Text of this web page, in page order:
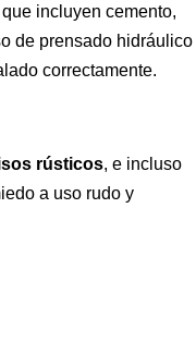
incluyen cemento,
de prensado hidráulico
correctamente.
rústicos, e incluso
a uso rudo y